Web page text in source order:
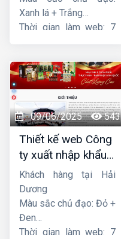
Xanh lá + Trắng
Thời gian làm web: 7
09/06/2025 543
Thiết kế web Công
ty xuất nhập khẩu
Thiên Thuận Phát
Khách hàng tại Hải
Dương
Màu sắc chủ đạo: Đỏ +
Đen
Thời gian làm web: 7